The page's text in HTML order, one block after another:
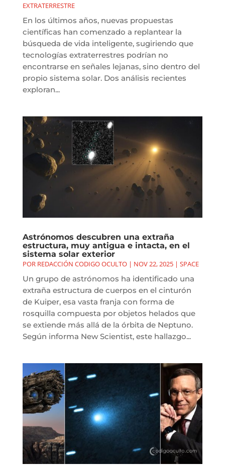
EXTRATERRESTRE
En los últimos años, nuevas propuestas
científicas han comenzado a replantear la
búsqueda de vida inteligente, sugiriendo que
tecnologías extraterrestres podrían no
encontrarse en señales lejanas, sino dentro del
propio sistema solar. Dos análisis recientes
exploran...
Astrónomos descubren una extraña
estructura, muy antigua e intacta, en el
sistema solar exterior
POR REDACCIÓN CODIGO OCULTO| NOV 22, 2025| SPACE
Un grupo de astrónomos ha identificado una
extraña estructura de cuerpos en el cinturón
de Kuiper, esa vasta franja con forma de
rosquilla compuesta por objetos helados que
se extiende más allá de la órbita de Neptuno.
Según informa New Scientist, este hallazgo...